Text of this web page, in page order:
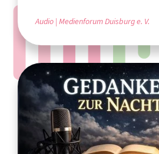
Audio Medienforum Duisburg e. V.